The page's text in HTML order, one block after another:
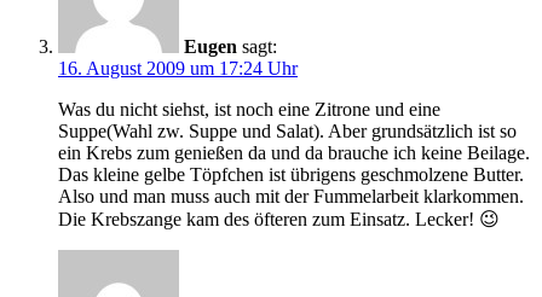
Eugen sagt:
16. August 2009 um 17:24 Uhr
Was du nicht siehst, ist noch eine Zitrone und eine
Suppe(Wahl zw. Suppe und Salat). Aber grundsätzlich ist so
ein Krebs zum genießen da und da brauche ich keine Beilage.
Das kleine gelbe Töpfchen ist übrigens geschmolzene Butter.
Also und man muss auch mit der Fummelarbeit klarkommen.
Die Krebszange kam des öfteren zum Einsatz. Lecker! 😉